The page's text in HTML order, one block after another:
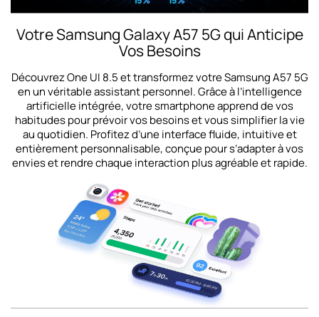
Votre Samsung Galaxy A57 5G qui Anticipe
Vos Besoins
Découvrez One UI 8.5 et transformez votre Samsung A57 5G
en un véritable assistant personnel. Grâce à l’intelligence
artificielle intégrée, votre smartphone apprend de vos
habitudes pour prévoir vos besoins et vous simplifier la vie
au quotidien. Profitez d’une interface fluide, intuitive et
entièrement personnalisable, conçue pour s’adapter à vos
envies et rendre chaque interaction plus agréable et rapide.